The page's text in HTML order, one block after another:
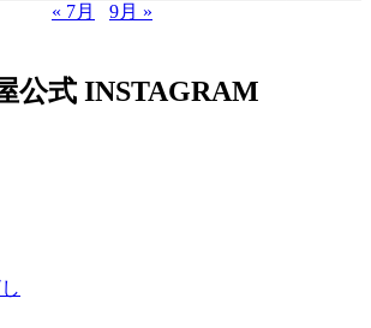
« 7月
9月 »
公式 INSTAGRAM